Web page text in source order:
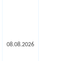
08.08.2026